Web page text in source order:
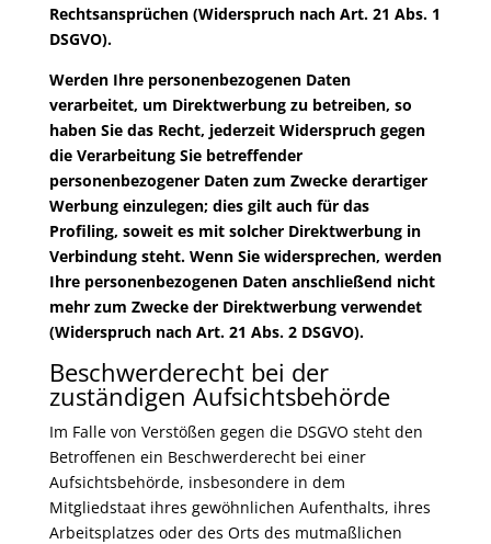
Rechtsansprüchen (Widerspruch nach Art. 21 Abs. 1
DSGVO).
Werden Ihre personenbezogenen Daten
verarbeitet, um Direktwerbung zu betreiben, so
haben Sie das Recht, jederzeit Widerspruch gegen
die Verarbeitung Sie betreffender
personenbezogener Daten zum Zwecke derartiger
Werbung einzulegen; dies gilt auch für das
Profiling, soweit es mit solcher Direktwerbung in
Verbindung steht. Wenn Sie widersprechen, werden
Ihre personenbezogenen Daten anschließend nicht
mehr zum Zwecke der Direktwerbung verwendet
(Widerspruch nach Art. 21 Abs. 2 DSGVO).
Beschwerderecht bei der
zuständigen Aufsichtsbehörde
Im Falle von Verstößen gegen die DSGVO steht den
Betroffenen ein Beschwerderecht bei einer
Aufsichtsbehörde, insbesondere in dem
Mitgliedstaat ihres gewöhnlichen Aufenthalts, ihres
Arbeitsplatzes oder des Orts des mutmaßlichen